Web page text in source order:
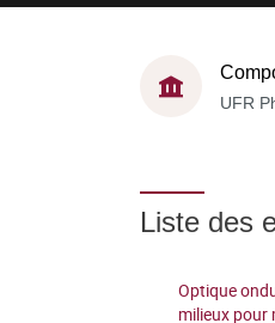
UFR
Liste des
Optique
milieux pour